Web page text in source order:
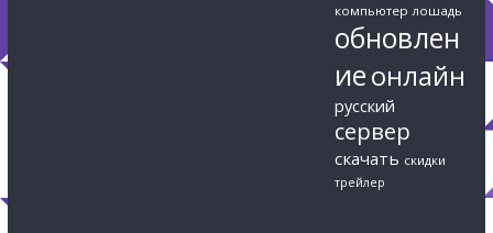
компьютер лошадь
обновлен
иеонлайн
русский
сервер
скачать скидки
трейлер